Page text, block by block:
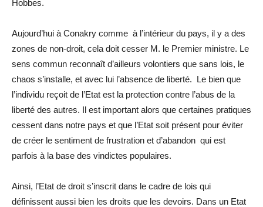
Hobbes.
Aujourd’hui à Conakry comme à l’intérieur du pays, il y a des
zones de non-droit, cela doit cesser M. le Premier ministre. Le
sens commun reconnaît d’ailleurs volontiers que sans lois, le
chaos s’installe, et avec lui l’absence de liberté. Le bien que
l’individu reçoit de l’Etat est la protection contre l’abus de la
liberté des autres. Il est important alors que certaines pratiques
cessent dans notre pays et que l’Etat soit présent pour éviter
de créer le sentiment de frustration et d’abandon qui est
parfois à la base des vindictes populaires.
Ainsi, l’Etat de droit s’inscrit dans le cadre de lois qui
définissent aussi bien les droits que les devoirs. Dans un Etat